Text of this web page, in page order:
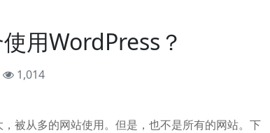
用WordPress？
1,014
被从多的网站使用。但是，也不是所有的网站。下